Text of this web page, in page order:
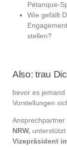
Pétanque-
Wie gefällt
stellen?
Also: trau
bevor es
Vorstellungen
Ansprechpartner
NRW,
Vizepräsident